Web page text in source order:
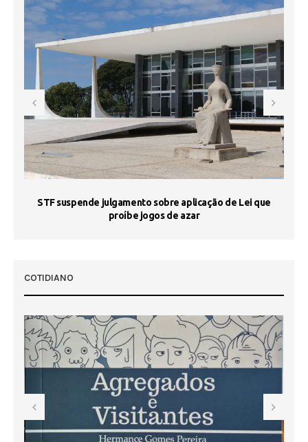
STF suspende julgamento sobre aplicação de Lei que
proíbe jogos de azar
COTIDIANO